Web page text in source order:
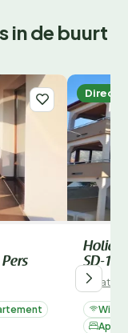
in de buurt
Direct
SD-
Kroatië
Wifi